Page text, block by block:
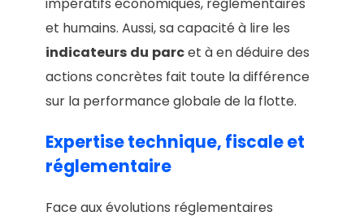
impératifs économiques, réglementaires
et humains. Aussi, sa capacité à lire les
indicateurs du parcet à en déduire des
actions concrètes fait toute la différence
sur la performance globale de la flotte.
Expertise technique, fiscale et
réglementaire
Face aux évolutions réglementaires